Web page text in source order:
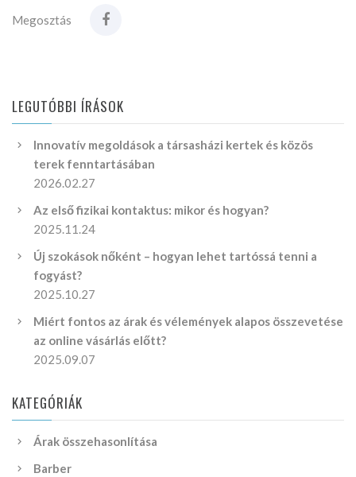
Megosztás
LEGUTÓBBI ÍRÁSOK
Innovatív megoldások a társasházi kertek és közös
terek fenntartásában
2026.02.27
Az első fizikai kontaktus: mikor és hogyan?
2025.11.24
Új szokások nőként – hogyan lehet tartóssá tenni a
fogyást?
2025.10.27
Miért fontos az árak és vélemények alapos összevetése
az online vásárlás előtt?
2025.09.07
KATEGÓRIÁK
Árak összehasonlítása
Barber